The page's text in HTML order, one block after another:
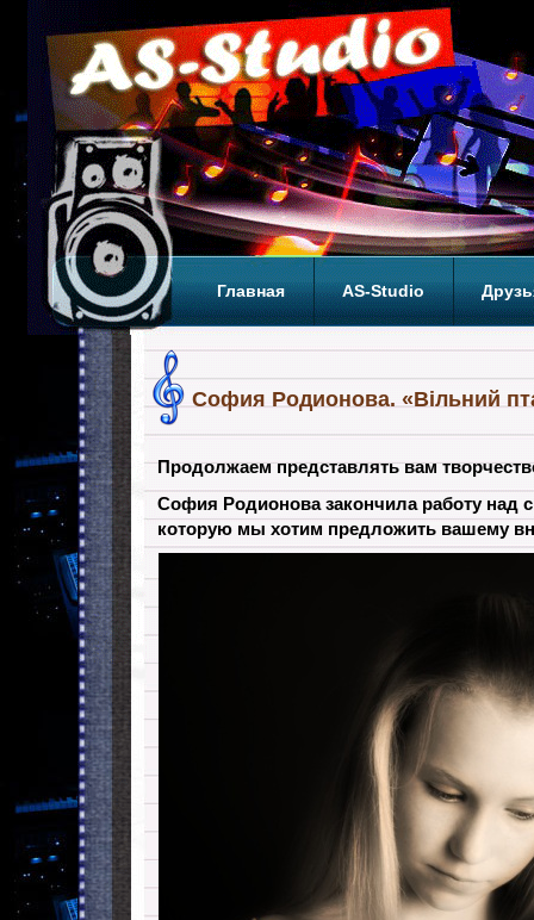
Главная AS-Studio
София Родионова. «Вільний
Продолжаем представлять вам
София Родионова закончила работу над
которую мы хотим предложить вашему